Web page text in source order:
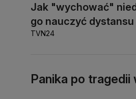
Jak "wychować"
go nauczyć dystansu
TVN24
Panika po tragedii